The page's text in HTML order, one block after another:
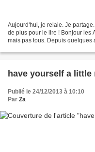
Aujourd'hui, je relaie. Je
de plus pour le lire ! Bonjour les
mais pas tous. Depuis quelques
have yourself a little
Publié le 24/12/2013 à 10:10
Par Za